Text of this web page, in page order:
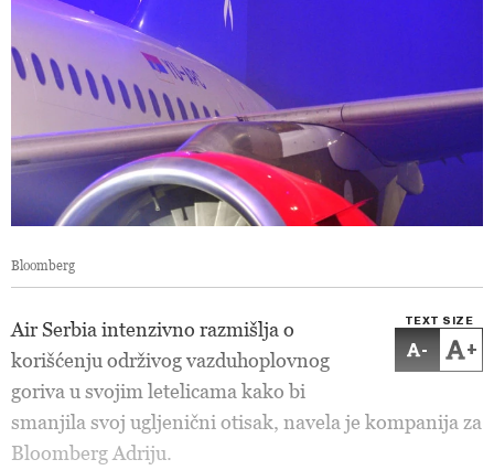
Bloomberg
TEXT SIZE
- +
Air Serbia intenzivno razmišlja o
korišćenju održivog vazduhoplovnog
goriva u svojim letelicama kako bi
smanjila svoj ugljenični otisak, navela je kompanija za
Bloomberg Adriju.